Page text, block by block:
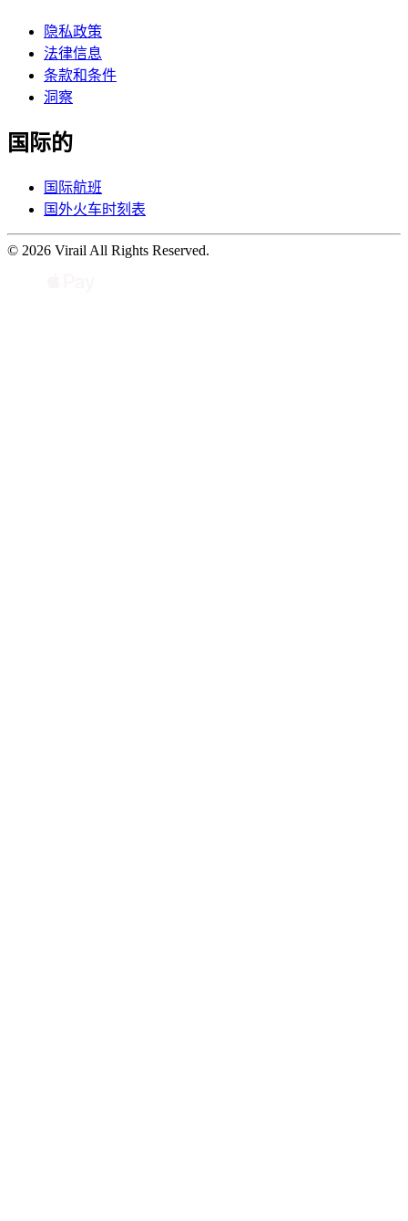
隐私政策
法律信息
条款和条件
洞察
国际的
国际航班
国外火车时刻表
© 2026 Virail All Rights Reserved.